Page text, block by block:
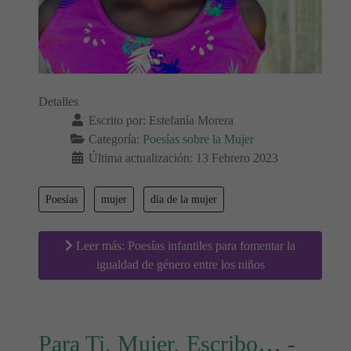
Detalles
Escrito por: Estefanía Morera
Categoría: Poesías sobre la Mujer
Última actualización: 13 Febrero 2023
Poesías mujer día de la mujer
Leer más: Poesías infantiles para fomentar la
igualdad de género entre los niños
Para Ti, Mujer, Escribo… -